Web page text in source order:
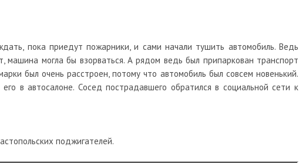
пока приедут пожарники, и сами начали тушить автомобиль. Ведь
машина могла бы взорваться. А рядом ведь был припаркован транспорт
был очень расстроен, потому что автомобиль был совсем новенький.
в автосалоне. Сосед пострадавшего обратился в социальной сети к
поджигателей.